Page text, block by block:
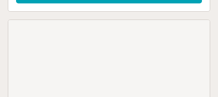
una barbacoa. Disponéis de una plaza de aparcamiento en